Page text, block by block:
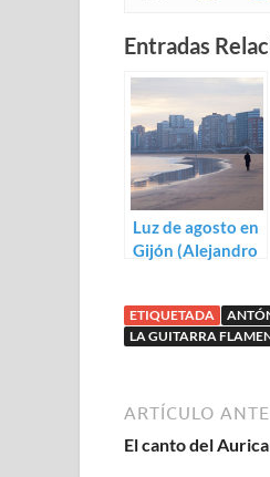
Entradas
Luz de agosto en
Gijón (Alejandro
ETIQUETADA
LA GUITARRA
ARTÍCULO
El canto del